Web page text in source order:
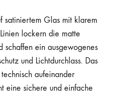
satiniertem Glas mit klarem
lockern die matte
ein ausgewogenes
und Lichtdurchlass. Das
aufeinander
eine sichere und einfache